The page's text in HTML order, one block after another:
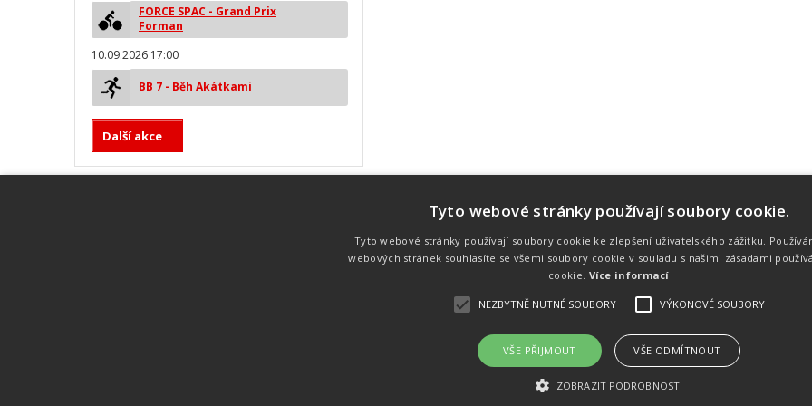
FORCE SPAC - Grand Prix
Forman
10.09.2026 17:00
BB 7 - Běh Akátkami
Další akce
technologie od společnosti MYLAPS. Tato
technologie je používána na olympijských
Náš tým
Náš tým je schopen na profesionální
úrovni zajistit pořádání sportovních
soutěží. Organizaci závodů, registraci na
místě, měření, zpracování a publikaci
. Publikování a šíření obsahu je bez písemného souhlasu
Úvod Kalendář akcí
Tyto webové stránky používají soubory cookie.
Tyto webové stránky používají soubory cookie ke zlepšení uživatelského zážitku.
webových stránek souhlasíte se všemi soubory cookie v souladu s našimi zásadami
cookie. Více informací
NEZBYTNĚ NUTNÉ SOUBORY VÝKONOVÉ SOUBORY
VŠE PŘIJMOUT VŠE ODMÍTNOUT
ZOBRAZIT PODROBNOSTI